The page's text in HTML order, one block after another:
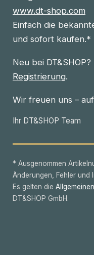
www.dt-shop.com
Einfach die
und sofort kaufen.*
Neu bei
Registrierung.
Wir freuen uns –
Ihr DT&SHOP Team
* Ausgenommen
Änderungen, Fehler und
Es gelten die
DT&SHOP GmbH.